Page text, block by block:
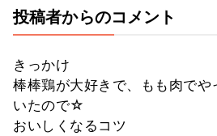
投稿者からのコメント
きっかけ
棒棒鶏が大好きで、もも肉でや
いたので☆
おいしくなるコツ